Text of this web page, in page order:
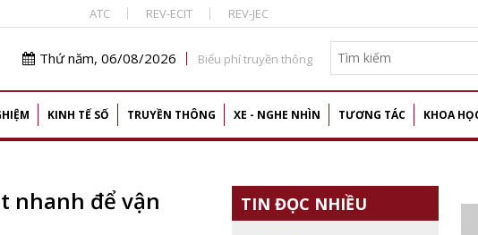
ATC REV-ECIT REV-JEC
Thứ năm, 06/08/2026 Biểu phí truyền thông
KINH TẾ SỐ TRUYỀN THÔNG XE - NGHE NHÌN TƯƠNG TÁC KHOA
nhanh để vận
TIN ĐỌC NHIỀU